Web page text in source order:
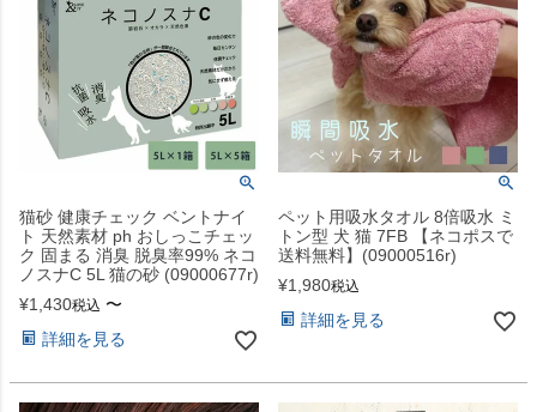
猫砂 健康チェック ベントナイ
ト 天然素材 ph おしっこチェッ
ク 固まる 消臭 脱臭率99% ネコ
ノスナC 5L 猫の砂 (09000677r)
¥1,430税込 〜
詳細を見る
ペット用吸水タオル 8倍吸水 ミ
トン型 犬 猫 7FB 【ネコポスで
送料無料】(09000516r)
¥1,980税込
詳細を見る